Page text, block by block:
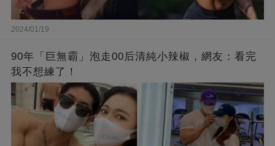
2024/01/19
90年「巨無霸」泡走00后清純小辣椒，網友：看完
我不想練了！